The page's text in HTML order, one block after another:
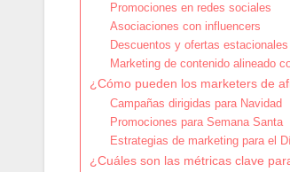
Promociones en redes sociales
Asociaciones con influencers
Descuentos y ofertas estacionales
Marketing de contenido alineado
¿Cómo pueden los marketers de
Campañas dirigidas para Navidad
Promociones para Semana Santa
Estrategias de marketing para el
¿Cuáles son las métricas clave